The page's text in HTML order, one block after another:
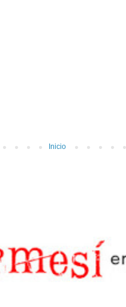
Inicio